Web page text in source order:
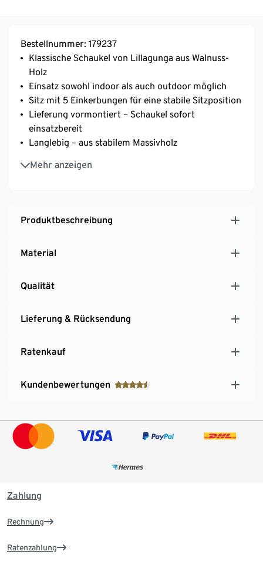
Bestellnummer: 179237
Klassische Schaukel von Lillagunga aus Walnuss-
Holz
Einsatz sowohl indoor als auch outdoor möglich
Sitz mit 5 Einkerbungen für eine stabile Sitzposition
Lieferung vormontiert – Schaukel sofort
einsatzbereit
Langlebig – aus stabilem Massivholz
Mehr anzeigen
Für Kinder von 3 bis 14 Jahren
Einfache und sichere Nutzung
Befestigung im Außenbereich mit der Lillagunga
Produktbeschreibung
Material
Qualität
Lieferung & Rücksendung
Ratenkauf
Kundenbewertungen
Zahlung
Rechnung
Ratenzahlung